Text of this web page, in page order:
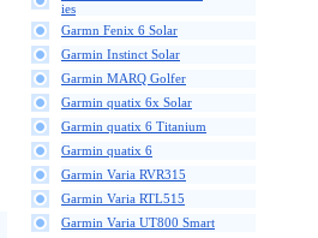
ies
Garmn Fenix 6 Solar
Garmin Instinct Solar
Garmin MARQ Golfer
Garmin quatix 6x Solar
Garmin quatix 6 Titanium
Garmin quatix 6
Garmin Varia RVR315
Garmin Varia RTL515
Garmin Varia UT800 Smart